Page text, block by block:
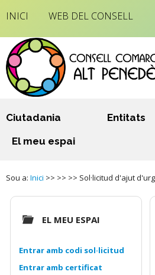
INICI WEB DEL CONSELL
Ciutadania Entitats
El meu espai
Sou a: Inici >> >> >> Sol·licitud d'ajut
EL MEU ESPAI
Entrar amb codi sol·licitud